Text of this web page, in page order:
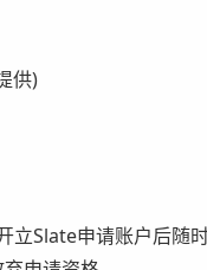
供)
Slate申请账户后随